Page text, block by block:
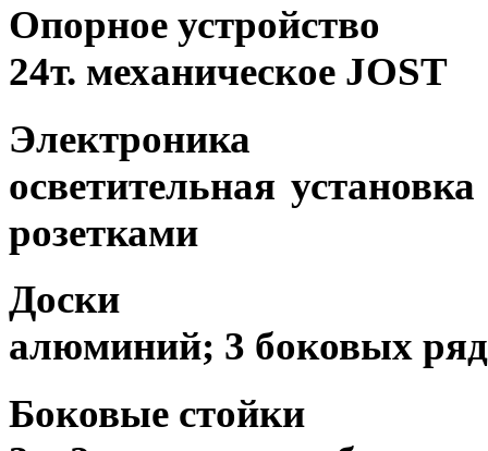
Опорное устройство
24т. механическое JOST
Электроника
осветительная
розетками
Доски
алюминий; 3 боковых
Боковые стойки